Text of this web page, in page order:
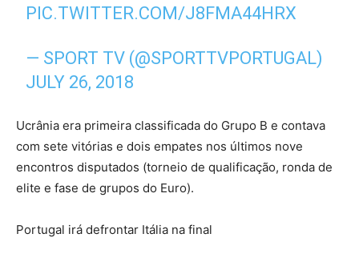
PIC.TWITTER.COM/J8FMA44HRX
— SPORT TV (@SPORTTVPORTUGAL)
JULY 26, 2018
Ucrânia era primeira classificada do Grupo B e contava
com sete vitórias e dois empates nos últimos nove
encontros disputados (torneio de qualificação, ronda de
elite e fase de grupos do Euro).
Portugal irá defrontar Itália na final